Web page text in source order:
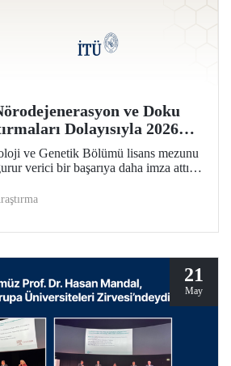
ve Doku
Dolayısıyla 2026
Listesinde!
ve Genetik Bölümü lisans mezunu
verici bir başarıya daha imza attı.
Forbes dergisinin “2026 Avrupa’nın
21
May